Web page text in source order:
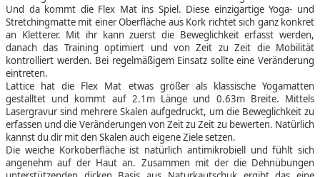
Und da kommt die Flex Mat ins Spiel. Diese einzigartige Yoga- und
Stretchingmatte mit einer Oberfläche aus Kork richtet sich ganz konkret
an Kletterer. Mit ihr kann zuerst die Beweglichkeit erfasst werden,
danach das Training optimiert und von Zeit zu Zeit die Mobilität
kontrolliert werden. Bei regelmäßigem Einsatz sollte eine Veränderung
eintreten.
Lattice hat die Flex Mat etwas größer als klassische Yogamatten
gestalltet und kommt auf 2.1m Länge und 0.63m Breite. Mittels
Lasergravur sind mehrere Skalen aufgedruckt, um die Beweglichkeit zu
erfassen und die Veränderungen von Zeit zu Zeit zu bewerten. Natürlich
kannst du dir mit den Skalen auch eigene Ziele setzen.
Die weiche Korkoberfläche ist natürlich antimikrobiell und fühlt sich
angenehm auf der Haut an. Zusammen mit der die Dehnübungen